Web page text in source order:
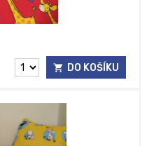
DO KOŠÍKU